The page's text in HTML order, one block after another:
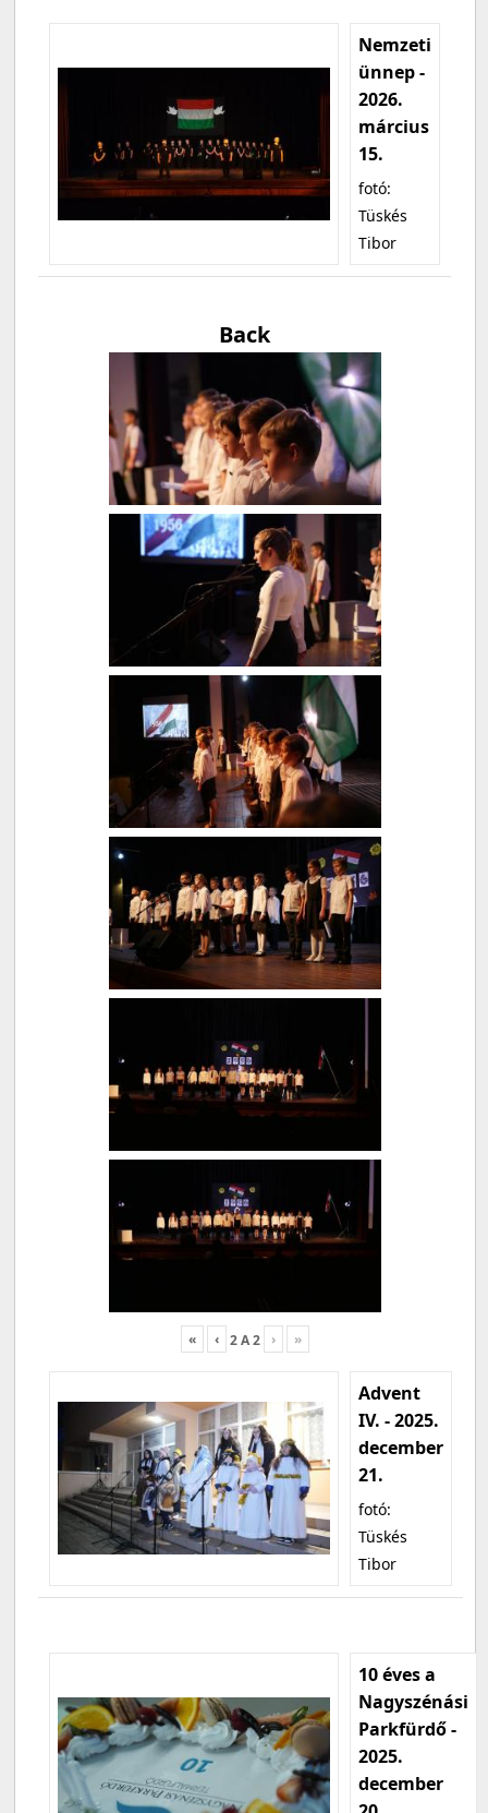
Nemzeti
ünnep -
2026.
március
15.
fotó:
Tüskés
Tibor
Back
« ‹ 2A2 › »
Advent
IV. - 2025.
december
21.
fotó:
Tüskés
Tibor
10 éves a
Nagyszénási
Parkfürdő -
2025.
december